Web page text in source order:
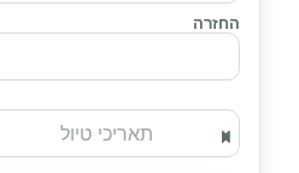
החזרה